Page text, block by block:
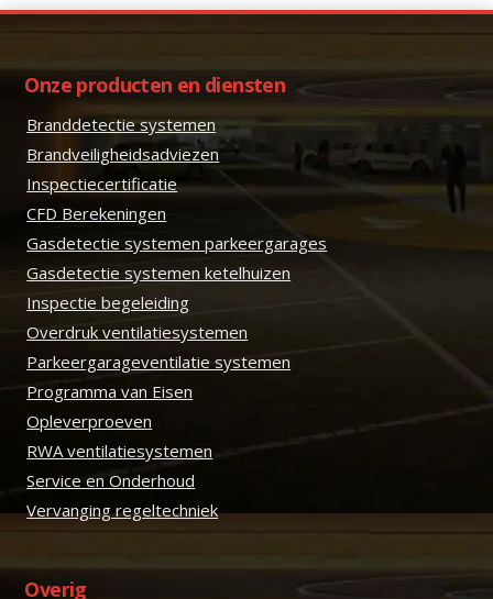
Onze producten en diensten
Branddetectie systemen
Brandveiligheidsadviezen
Inspectiecertificatie
CFD Berekeningen
Gasdetectie systemen parkeergarages
Gasdetectie systemen ketelhuizen
Inspectie begeleiding
Overdruk ventilatiesystemen
Parkeergarageventilatie systemen
Programma van Eisen
Opleverproeven
RWA ventilatiesystemen
Service en Onderhoud
Vervanging regeltechniek
Overig